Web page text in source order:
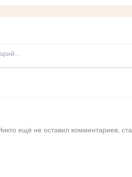
ещё не оставил комментариев,